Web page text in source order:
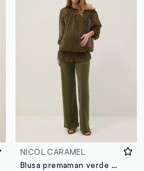
NICOL CARAMEL
Blusa premaman verde con scollo a barchetta e stampa fantasia